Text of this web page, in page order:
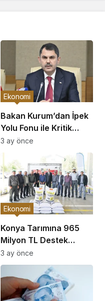
Bakan Kurum’dan İpek
Yolu Fonu ile Kritik
Görüşme
Ekonomi
3 ay önce
Konya Tarımına 965
Milyon TL Destek
Açıklaması
Ekonomi
3 ay önce